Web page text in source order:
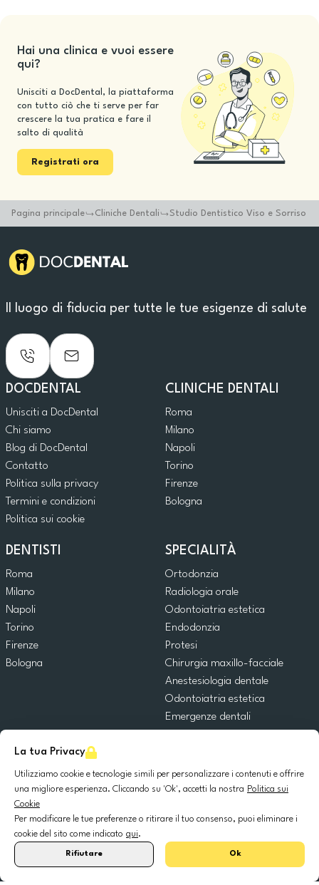
La tua Privacy
Utilizziamo cookie e tecnologie simili per personalizzare i contenuti e offrire
una migliore esperienza. Cliccando su 'Ok', accetti la nostra Politica sui
Cookie
Per modificare le tue preferenze o ritirare il tuo consenso, puoi eliminare i
cookie del sito come indicato qui.
Rifiutare Ok
Hai una clinica e vuoi essere
qui?
Unisciti a DocDental, la piattaforma
con tutto ciò che ti serve per far
crescere la tua pratica e fare il
salto di qualità
Registrati ora
Pagina principale Cliniche Dentali Studio Dentistico Viso e Sorriso
Il luogo di fiducia per tutte le tue esigenze di salute
DOCDENTAL
Unisciti a DocDental
Chi siamo
Blog di DocDental
Contatto
Politica sulla privacy
Termini e condizioni
Politica sui cookie
CLINICHE DENTALI
Roma
Milano
Napoli
Torino
Firenze
Bologna
DENTISTI
Roma
Milano
Napoli
Torino
Firenze
Bologna
SPECIALITÀ
Ortodonzia
Radiologia orale
Odontoiatria estetica
Endodonzia
Protesi
Chirurgia maxillo-facciale
Anestesiologia dentale
Odontoiatria estetica
Emergenze dentali
Chirurgia orale
Implantologia dentale
© 2025 DocDental. Tutti i diritti riservati.
United
España Polska